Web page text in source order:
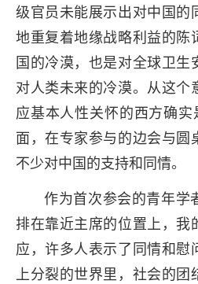
级官员未能展示出对中国的
地重复着地缘战略利益的陈
国的冷漠，也是对全球卫生
对人类未来的冷漠。从这个
应基本人性关怀的西方确实
面，在专家参与的边会与圆
不少对中国的支持和同情。
作为首次参会的青年学
排在靠近主席的位置上，我
应，许多人表示了同情和慰
上分裂的世界里，社会的